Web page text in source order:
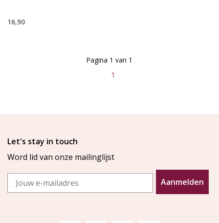
16,90
1
Pagina 1 van 1
Let's stay in touch
Word lid van onze mailinglijst
Email
Aanmelden